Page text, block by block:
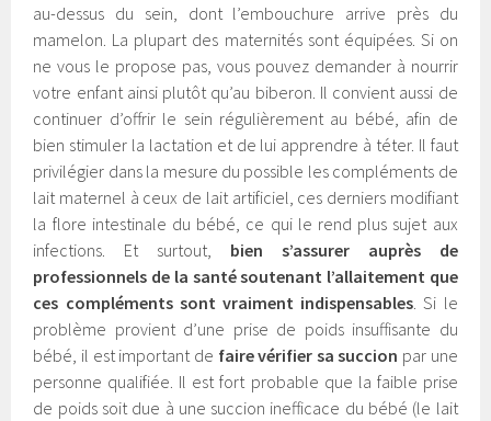
au-dessus du sein, dont l’embouchure arrive près du
mamelon. La plupart des maternités sont équipées. Si on
ne vous le propose pas, vous pouvez demander à nourrir
votre enfant ainsi plutôt qu’au biberon. Il convient aussi de
continuer d’offrir le sein régulièrement au bébé, afin de
bien stimuler la lactation et de lui apprendre à téter. Il faut
privilégier dans la mesure du possible les compléments de
lait maternel à ceux de lait artificiel, ces derniers modifiant
la flore intestinale du bébé, ce qui le rend plus sujet aux
infections. Et surtout, bien
s’assurer auprès de
professionnels de la santé soutenant l’allaitement que
ces compléments sont vraiment indispensables . Si le
problème provient d’une prise de poids insuffisante du
bébé, il est important de faire vérifier sa succion par une
personne qualifiée. Il est fort probable que la faible prise
de poids soit due à une succion inefficace du bébé (le lait